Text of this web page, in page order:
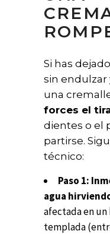
Si has
sin endulzar
una
forces el
dientes o el
partirse.
técnico:
Paso 1:
agua
afectada en
templada